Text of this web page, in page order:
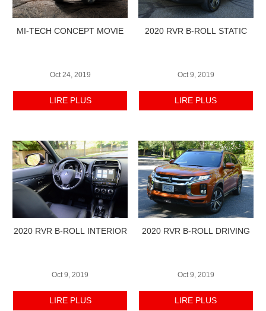
MI-TECH CONCEPT MOVIE
Oct 24, 2019
LIRE PLUS
2020 RVR B-ROLL INTERIOR
Oct 9, 2019
LIRE PLUS
2020 RVR B-ROLL STATIC
Oct 9, 2019
LIRE PLUS
2020 RVR B-ROLL DRIVING
Oct 9, 2019
LIRE PLUS